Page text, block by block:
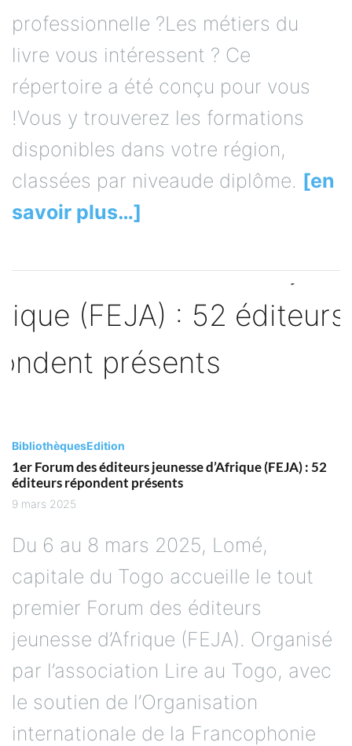
professionnelle ?Les métiers du
livre vous intéressent ? Ce
répertoire a été conçu pour vous
!Vous y trouverez les formations
disponibles dans votre région,
classées par niveaude diplôme. [en
savoir plus…]
BibliothèquesEdition
1er Forum des éditeurs jeunesse d’Afrique (FEJA) : 52
éditeurs répondent présents
9 mars 2025
Du 6 au 8 mars 2025, Lomé,
capitale du Togo accueille le tout
premier Forum des éditeurs
jeunesse d’Afrique (FEJA). Organisé
par l’association Lire au Togo, avec
le soutien de l’Organisation
internationale de la Francophonie